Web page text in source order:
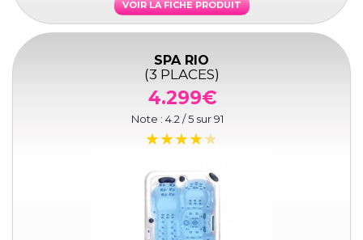
VOIR LA FICHE PRODUIT
SPA RIO
(3 PLACES)
4.299€
Note : 4.2 / 5 sur91